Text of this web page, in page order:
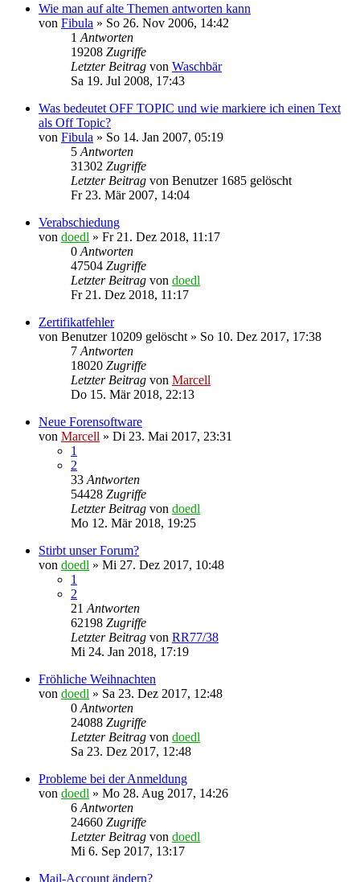
Wie man auf alte Themen antworten kann
von Fibula » So 26. Nov 2006, 14:42
1 Antworten
19208 Zugriffe
Letzter Beitrag von Waschbär
Sa 19. Jul 2008, 17:43
Was bedeutet OFF TOPIC und wie markiere ich einen Text
als Off Topic?
von Fibula » So 14. Jan 2007, 05:19
5 Antworten
31302 Zugriffe
Letzter Beitrag von Benutzer 1685 gelöscht
Fr 23. Mär 2007, 14:04
Verabschiedung
von doedl » Fr 21. Dez 2018, 11:17
0 Antworten
47504 Zugriffe
Letzter Beitrag von doedl
Fr 21. Dez 2018, 11:17
Zertifikatfehler
von Benutzer 10209 gelöscht » So 10. Dez 2017, 17:38
7 Antworten
18020 Zugriffe
Letzter Beitrag von Marcell
Do 15. Mär 2018, 22:13
Neue Forensoftware
von Marcell » Di 23. Mai 2017, 23:31
1
2
33 Antworten
54428 Zugriffe
Letzter Beitrag von doedl
Mo 12. Mär 2018, 19:25
Stirbt unser Forum?
von doedl » Mi 27. Dez 2017, 10:48
1
2
21 Antworten
62198 Zugriffe
Letzter Beitrag von RR77/38
Mi 24. Jan 2018, 17:19
Fröhliche Weihnachten
von doedl » Sa 23. Dez 2017, 12:48
0 Antworten
24088 Zugriffe
Letzter Beitrag von doedl
Sa 23. Dez 2017, 12:48
Probleme bei der Anmeldung
von doedl » Mo 28. Aug 2017, 14:26
6 Antworten
24660 Zugriffe
Letzter Beitrag von doedl
Mi 6. Sep 2017, 13:17
Mail-Account ändern?